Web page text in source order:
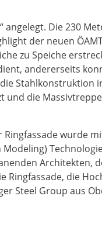
angelegt. Die 230
der neuen
zu Speiche
andererseits
Stahlkonstruktion
und die
wurde
Architekten,
die
Steel Group aus